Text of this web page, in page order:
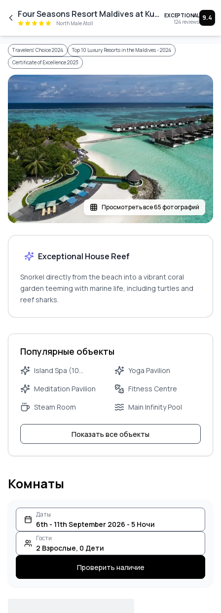
Skip to main content Four Seasons Resort Maldives at Kuda Huraa
North Male Atoll
EXCEPTIONAL
124 reviews 9.4
Travelers' Choice 2024
Top 10 Luxury Resorts in the Maldives - 2024
Certificate of Excellence 2023
Просмотреть все 65 фотографий
Exceptional House Reef
Snorkel directly from the beach into a vibrant coral
garden teeming with marine life, including turtles and
reef sharks.
Популярные объекты
Island Spa (10
Yoga Pavilion
Meditation Pavilion
Fitness Centre
Steam Room
Main Infinity Pool
Показать все объекты
Комнаты
Даты
6th - 11th September 2026 - 5 Ночи
Гости
2 Взрослые, 0 Дети
Проверить наличие